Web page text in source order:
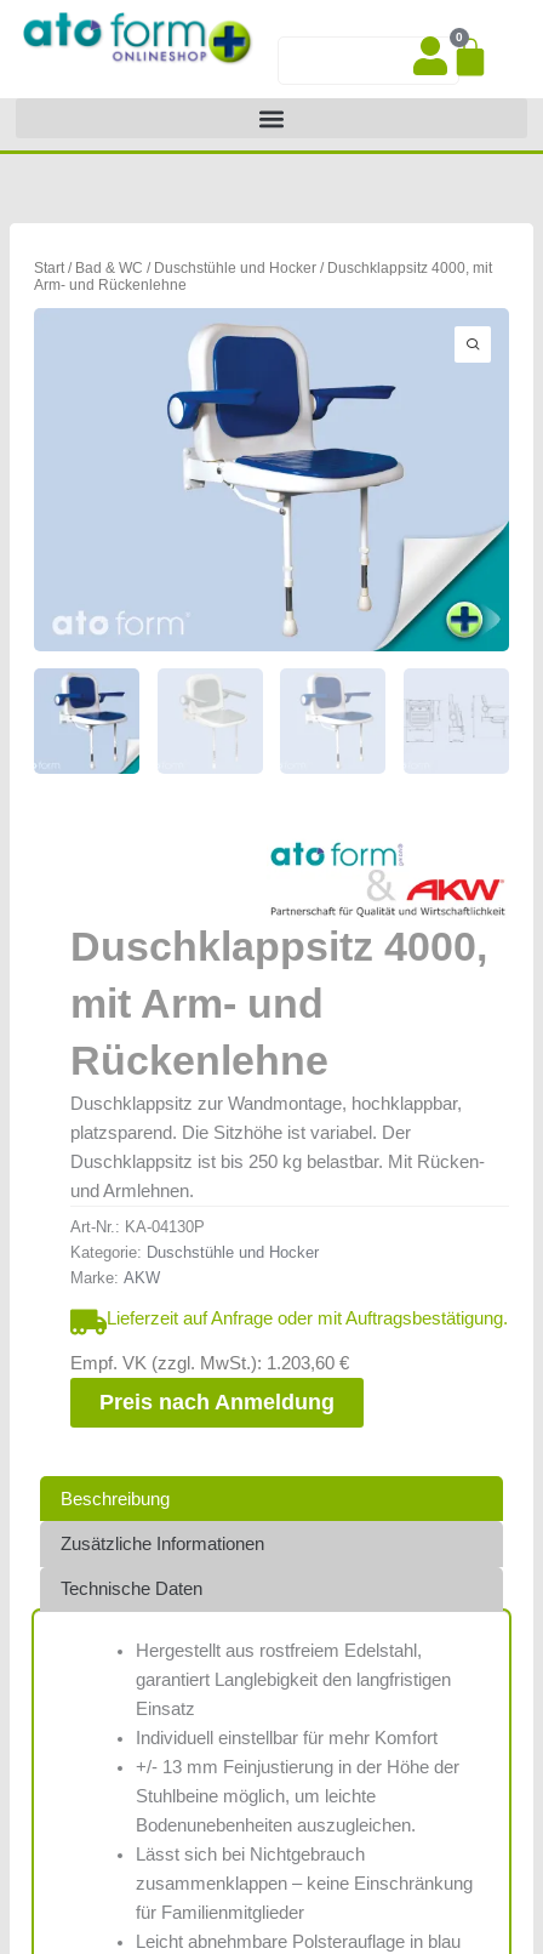
Inhalt
0
Start/ Bad & WC / Duschstühle und Hocker/ Duschklappsitz 4000, mit
Arm- und Rückenlehne
Duschklappsitz 4000,
mit Arm- und
Rückenlehne
Duschklappsitz zur Wandmontage, hochklappbar,
platzsparend. Die Sitzhöhe ist variabel. Der
Duschklappsitz ist bis 250 kg belastbar. Mit Rücken-
und Armlehnen.
Art-Nr.: KA-04130P
Kategorie: Duschstühle und Hocker
Marke: AKW
Lieferzeit auf Anfrage oder mit Auftragsbestätigung.
Empf. VK (zzgl. MwSt.): 1.203,60 €
Preis nach Anmeldung
Beschreibung
Zusätzliche Informationen
Technische Daten
Hergestellt aus rostfreiem Edelstahl,
garantiert Langlebigkeit den langfristigen
Einsatz
Individuell einstellbar für mehr Komfort
+/- 13 mm Feinjustierung in der Höhe der
Stuhlbeine möglich, um leichte
Bodenunebenheiten auszugleichen.
Lässt sich bei Nichtgebrauch
zusammenklappen – keine Einschränkung
für Familienmitglieder
Leicht abnehmbare Polsterauflage in blau